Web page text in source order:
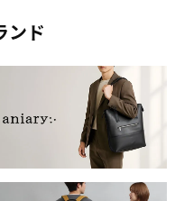
ンド